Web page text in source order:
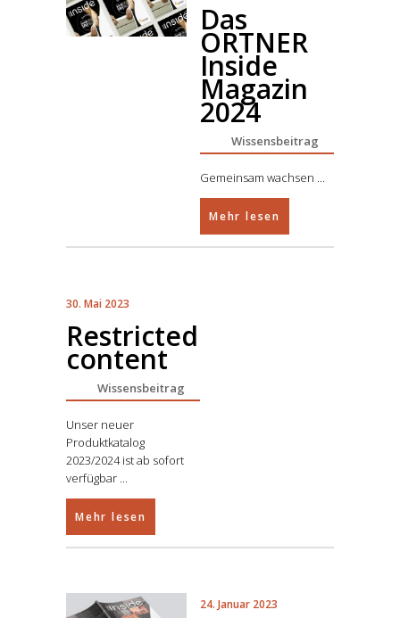
Das
ORTNER
Inside
Magazin
2024
Wissensbeitrag
Gemeinsam wachsen
Mehr lesen
30. Mai 2023
Restricted
content
Wissensbeitrag
Unser neuer
Produktkatalog
2023/2024 ist ab sofort
verfügbar
Mehr lesen
24. Januar 2023